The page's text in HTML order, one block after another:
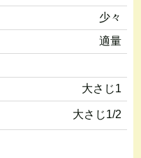
少々
適量
大さじ1
大さじ1/2